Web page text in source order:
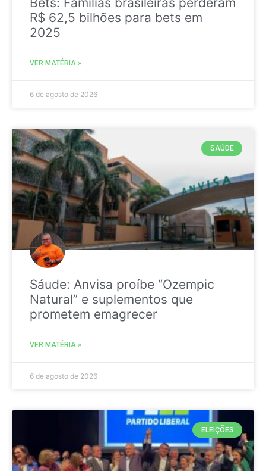
R$ 62,5 bilhões para bets em
2025
VER MATÉRIA »
6 de agosto de 2026
SAÚDE
Sáude: Anvisa proíbe “Ozempic
Natural” e suplementos que
prometem emagrecer
VER MATÉRIA »
6 de agosto de 2026
ELEIÇÕES